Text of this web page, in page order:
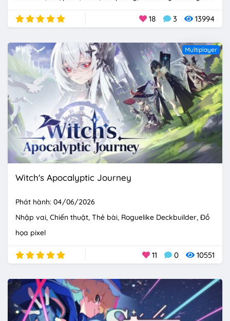
18 3 13994
Multiplayer
Witch's Apocalyptic Journey
Phát hành: 04/06/2026
Nhập vai Chiến thuật Thẻ bài Roguelike Deckbuilder Đồ
họa pixel
11 0 10551